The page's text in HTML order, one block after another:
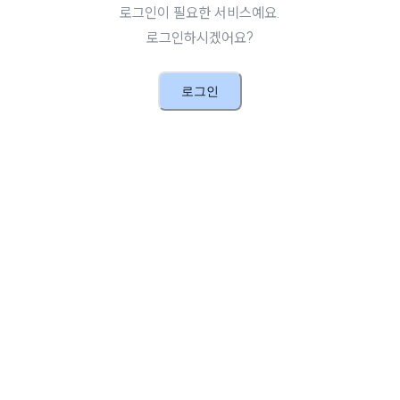
로그인이 필요한 서비스예요.
로그인하시겠어요?
로그인